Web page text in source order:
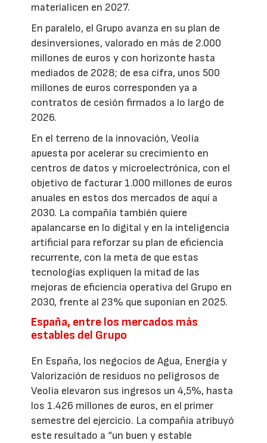
materialicen en 2027.
En paralelo, el Grupo avanza en su plan de
desinversiones, valorado en más de 2.000
millones de euros y con horizonte hasta
mediados de 2028; de esa cifra, unos 500
millones de euros corresponden ya a
contratos de cesión firmados a lo largo de
2026.
En el terreno de la innovación, Veolia
apuesta por acelerar su crecimiento en
centros de datos y microelectrónica, con el
objetivo de facturar 1.000 millones de euros
anuales en estos dos mercados de aquí a
2030. La compañía también quiere
apalancarse en lo digital y en la inteligencia
artificial para reforzar su plan de eficiencia
recurrente, con la meta de que estas
tecnologías expliquen la mitad de las
mejoras de eficiencia operativa del Grupo en
2030, frente al 23% que suponían en 2025.
España, entre los mercados más
estables del Grupo
En España, los negocios de Agua, Energía y
Valorización de residuos no peligrosos de
Veolia elevaron sus ingresos un 4,5%, hasta
los 1.426 millones de euros, en el primer
semestre del ejercicio. La compañía atribuyó
este resultado a “un buen y estable